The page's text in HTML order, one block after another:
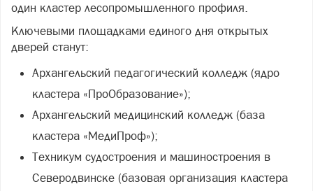
один кластер лесопромышленного профиля.
Ключевыми площадками единого дня открытых
дверей станут:
Архангельский педагогический колледж (ядро
кластера «ПроОбразование»);
Архангельский медицинский колледж (база
кластера «МедиПроф»);
Техникум судостроения и машиностроения в
Северодвинске (базовая организация кластера